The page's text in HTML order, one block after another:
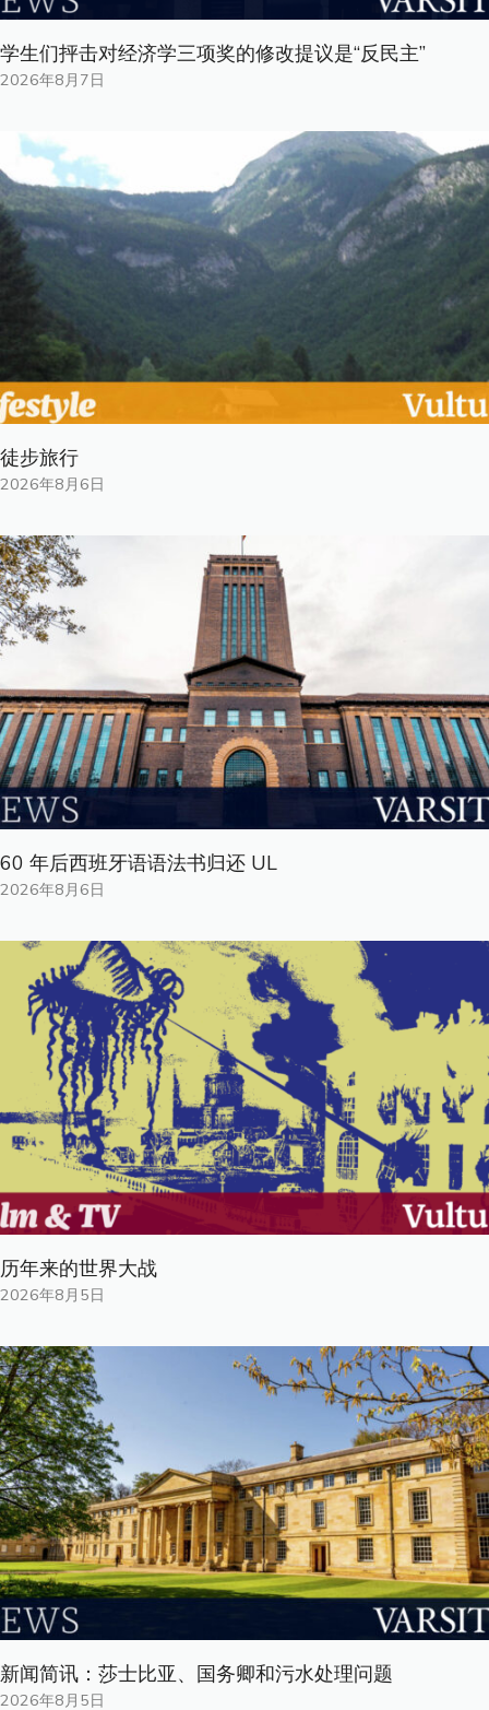
学生们抨击对经济学三项奖的修改提议是“反民主”
2026年8月7日
徒步旅行
2026年8月6日
60 年后西班牙语语法书归还 UL
2026年8月6日
历年来的世界大战
2026年8月5日
新闻简讯：莎士比亚、国务卿和污水处理问题
2026年8月5日